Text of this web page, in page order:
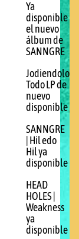
Ya
disponible
el nuevo
álbum de
SANNGRE
Jodiendolo
Todo LP de
nuevo
disponible
SANNGRE
| Hil edo
Hil ya
disponible
HEAD
HOLES |
Weakness
ya
disponible